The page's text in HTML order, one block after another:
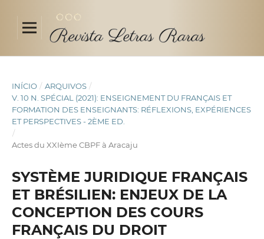
INÍCIO / ARQUIVOS /
V. 10 N. SPÉCIAL (2021): ENSEIGNEMENT DU FRANÇAIS ET
FORMATION DES ENSEIGNANTS: RÉFLEXIONS, EXPÉRIENCES
ET PERSPECTIVES - 2ÈME ED.
/
Actes du XXIème CBPF à Aracaju
SYSTÈME JURIDIQUE FRANÇAIS
ET BRÉSILIEN: ENJEUX DE LA
CONCEPTION DES COURS
FRANÇAIS DU DROIT